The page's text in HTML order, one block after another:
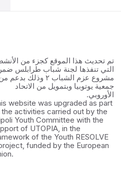
تم تحديث هذا الموقع كجزء من
التي تنفذها لجنة شباب طرابلس
مشروع عزم الشباب ٢ وذلك بدعم
جمعية يوتوبيا وبتمويل من الاتحاد
الأوروبي.
website was upgraded as part
activities carried out by the
Youth Committee with the
of UTOPIA, in the
of the Youth RESOLVE
funded by the European